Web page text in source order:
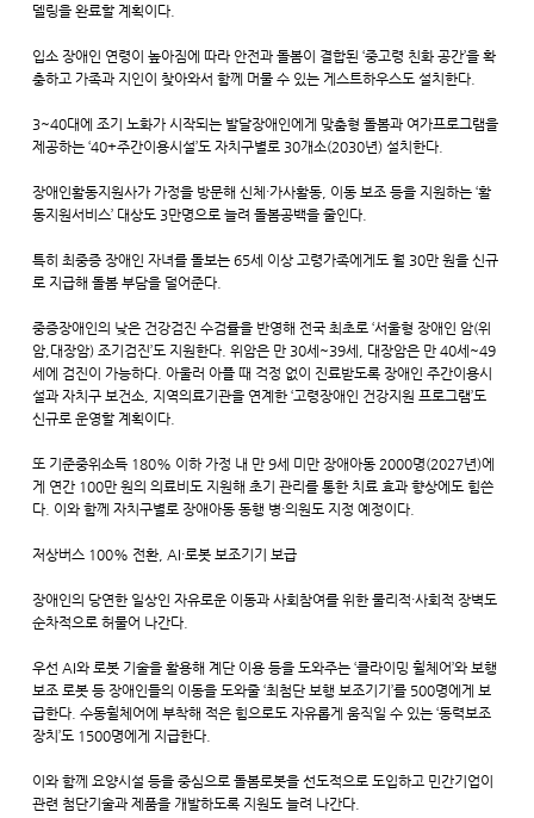
델링을 완료할 계획이다.
입소 장애인 연령이 높아짐에 따라 안전과 돌봄이 결합된 ‘중고령 친화 공간’을 확
충하고 가족과 지인이 찾아와서 함께 머물 수 있는 게스트하우스도 설치한다.
3~40대에 조기 노화가 시작되는 발달장애인에게 맞춤형 돌봄과 여가프로그램을
제공하는 ‘40+주간이용시설’도 자치구별로 30개소(2030년) 설치한다.
장애인활동지원사가 가정을 방문해 신체·가사활동, 이동 보조 등을 지원하는 ‘활
동지원서비스’ 대상도 3만명으로 늘려 돌봄공백을 줄인다.
특히 최중증 장애인 자녀를 돌보는 65세 이상 고령가족에게도 월 30만 원을 신규
로 지급해 돌봄 부담을 덜어준다.
중증장애인의 낮은 건강검진 수검률을 반영해 전국 최초로 ‘서울형 장애인 암(위
암,대장암) 조기검진’도 지원한다. 위암은 만 30세~39세, 대장암은 만 40세~49
세에 검진이 가능하다. 아울러 아플 때 걱정 없이 진료받도록 장애인 주간이용시
설과 자치구 보건소, 지역의료기관을 연계한 ‘고령장애인 건강지원 프로그램’도
신규로 운영할 계획이다.
또 기준중위소득 180% 이하 가정 내 만 9세 미만 장애아동 2000명(2027년)에
게 연간 100만 원의 의료비도 지원해 초기 관리를 통한 치료 효과 향상에도 힘쓴
다. 이와 함께 자치구별로 장애아동 동행 병·의원도 지정 예정이다.
저상버스 100% 전환, AI·로봇 보조기기 보급
장애인의 당연한 일상인 자유로운 이동과 사회참여를 위한 물리적·사회적 장벽도
순차적으로 허물어 나간다.
우선 AI와 로봇 기술을 활용해 계단 이용 등을 도와주는 ‘클라이밍 휠체어’와 보행
보조 로봇 등 장애인들의 이동을 도와줄 ‘최첨단 보행 보조기기’를 500명에게 보
급한다. 수동휠체어에 부착해 적은 힘으로도 자유롭게 움직일 수 있는 ‘동력보조
장치’도 1500명에게 지급한다.
이와 함께 요양시설 등을 중심으로 돌봄로봇을 선도적으로 도입하고 민간기업이
관련 첨단기술과 제품을 개발하도록 지원도 늘려 나간다.